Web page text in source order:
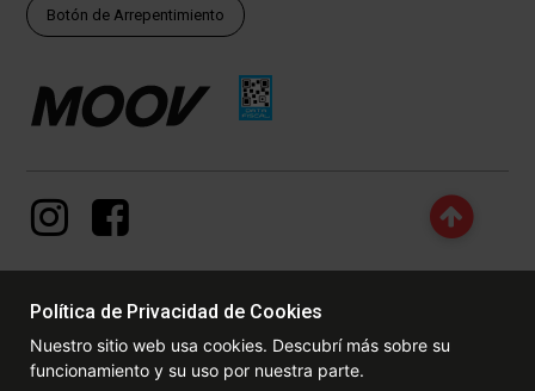
Botón de Arrepentimiento
DERECHOS RESERVADOS. Las fotos contenidas en este site, el
logotipo y las marcas son propiedad de www.dexter.com.ar y/o de
Política de Privacidad de Cookies
Nuestro sitio web usa cookies. Descubrí más sobre su
funcionamiento y su uso por nuestra parte.